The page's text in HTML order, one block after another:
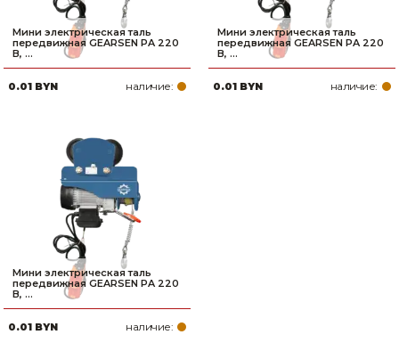
Мини электрическая таль
передвижная GEARSEN PA 220
В, ...
0.01 BYN наличие:
Мини электрическая таль
передвижная GEARSEN PA 220
В, ...
0.01 BYN наличие:
Мини электрическая таль
передвижная GEARSEN PA 220
В, ...
0.01 BYN наличие: